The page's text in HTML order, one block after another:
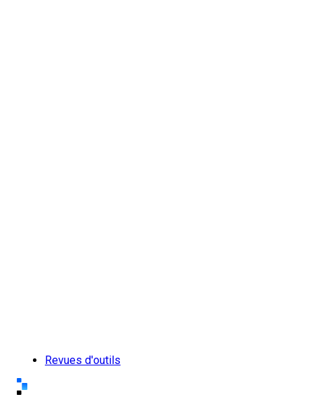
Revues d'outils